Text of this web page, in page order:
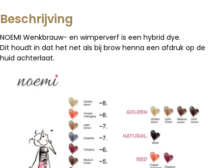
Beschrijving
NOEMI Wenkbrauw- en wimperverf is een hybrid dye.
Dit houdt in dat het net als bij brow henna een afdruk op de
huid achterlaat.